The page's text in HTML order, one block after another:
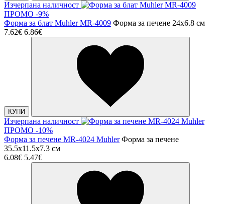
Изчерпана наличност
ПРОМО -9%
Форма за блат Muhler MR-4009 Форма за печене 24x6.8 см
7.62€ 6.86€
КУПИ
Изчерпана наличност
ПРОМО -10%
Форма за печене MR-4024 Muhler Форма за печене
35.5x11.5x7.3 см
6.08€ 5.47€